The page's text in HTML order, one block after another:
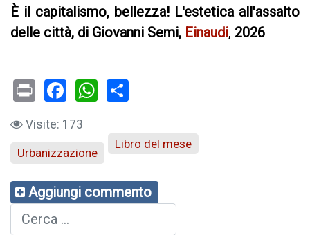
È il capitalismo, bellezza! L'estetica all'assalto
delle città, di Giovanni Semi, Einaudi, 2026
PrintFacebook
WhatsApp
Visite: 173
Urbanizzazione
Libro del mese
Aggiungi commento
Cerca